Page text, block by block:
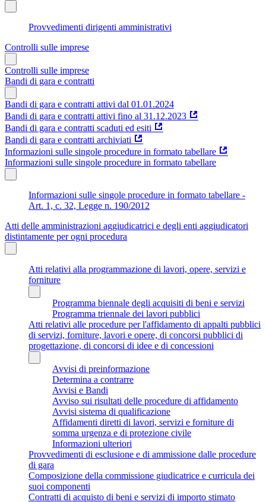
Provvedimenti dirigenti amministrativi
Controlli sulle imprese
Controlli sulle imprese
Bandi di gara e contratti
Bandi di gara e contratti attivi dal 01.01.2024
Bandi di gara e contratti attivi fino al 31.12.2023
Bandi di gara e contratti scaduti ed esiti
Bandi di gara e contratti archiviati
Informazioni sulle singole procedure in formato tabellare
Informazioni sulle singole procedure in formato tabellare
Informazioni sulle singole procedure in formato tabellare -
Art. 1, c. 32, Legge n. 190/2012
Atti delle amministrazioni aggiudicatrici e degli enti aggiudicatori
distintamente per ogni procedura
Atti relativi alla programmazione di lavori, opere, servizi e
forniture
Programma biennale degli acquisiti di beni e servizi
Programma triennale dei lavori pubblici
Atti relativi alle procedure per l'affidamento di appalti pubblici
di servizi, forniture, lavori e opere, di concorsi pubblici di
progettazione, di concorsi di idee e di concessioni
Avvisi di preinformazione
Determina a contrarre
Avvisi e Bandi
Avviso sui risultati delle procedure di affidamento
Avvisi sistema di qualificazione
Affidamenti diretti di lavori, servizi e forniture di
somma urgenza e di protezione civile
Informazioni ulteriori
Provvedimenti di esclusione e di ammissione dalle procedure
di gara
Composizione della commissione giudicatrice e curricula dei
suoi componenti
Contratti di acquisto di beni e servizi di importo stimato